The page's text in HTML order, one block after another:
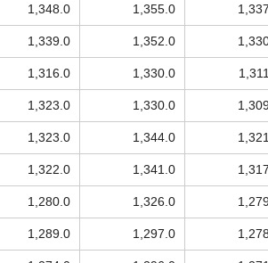
1,348.0 1,355.0
1,339.0 1,352.0
1,316.0 1,330.0
1,323.0 1,330.0
1,323.0 1,344.0
1,322.0 1,341.0
1,280.0 1,326.0
1,289.0 1,297.0